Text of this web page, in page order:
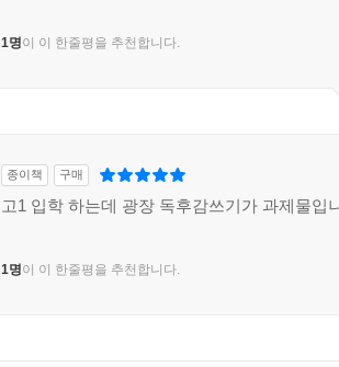
1명이 이 한줄평을 추천합니다.
종이책 구매
고1 입학 하는데 광장 독후감쓰기가 과제물입
1명이 이 한줄평을 추천합니다.